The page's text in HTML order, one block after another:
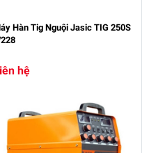
Hàn Tig Nguội Jasic TIG 250S
hệ